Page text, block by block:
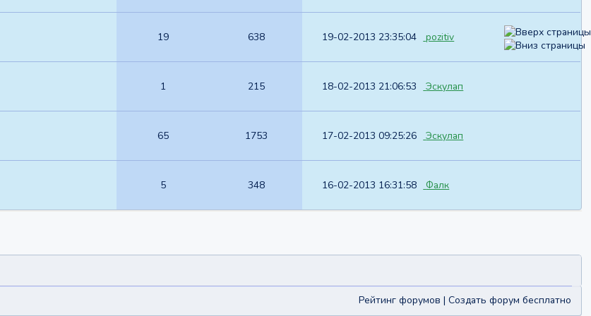
19 638 19-02-2013 23:35:04 pozitiv
1 215 18-02-2013 21:06:53 Эскулап
65 1753 17-02-2013 09:25:26 Эскулап
5 348 16-02-2013 16:31:58 Фалк
Рейтинг форумов | Создать форум бесплатно